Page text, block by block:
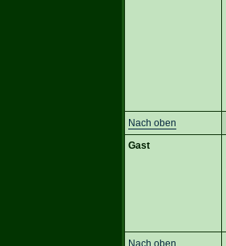
Nach oben
Gast
Nach oben